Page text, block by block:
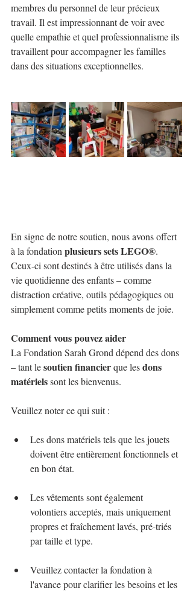
membres du personnel de leur précieux
travail. Il est impressionnant de voir avec
quelle empathie et quel professionnalisme ils
travaillent pour accompagner les familles
dans des situations exceptionnelles.
En signe de notre soutien, nous avons offert
à la fondation plusieurs sets LEGO®.
Ceux-ci sont destinés à être utilisés dans la
vie quotidienne des enfants – comme
distraction créative, outils pédagogiques ou
simplement comme petits moments de joie.
Comment vous pouvez aider
La Fondation Sarah Grond dépend des dons
– tant le soutien financier que les dons
matériels sont les bienvenus.
Veuillez noter ce qui suit :
Les dons matériels tels que les jouets
doivent être entièrement fonctionnels et
en bon état.
Les vêtements sont également
volontiers acceptés, mais uniquement
propres et fraîchement lavés, pré-triés
par taille et type.
Veuillez contacter la fondation à
l'avance pour clarifier les besoins et les